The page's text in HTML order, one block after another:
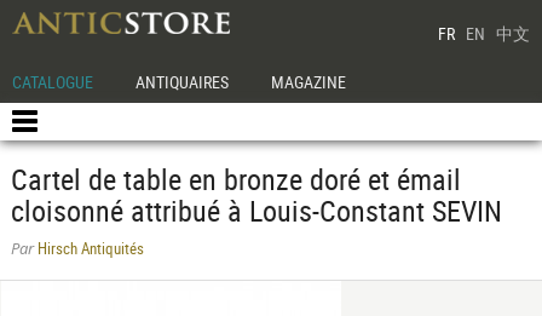
FR EN 中文
CATALOGUE ANTIQUAIRES MAGAZINE
Cartel de table en bronze doré et émail
cloisonné attribué à Louis-Constant SEVIN
ParHirsch Antiquités